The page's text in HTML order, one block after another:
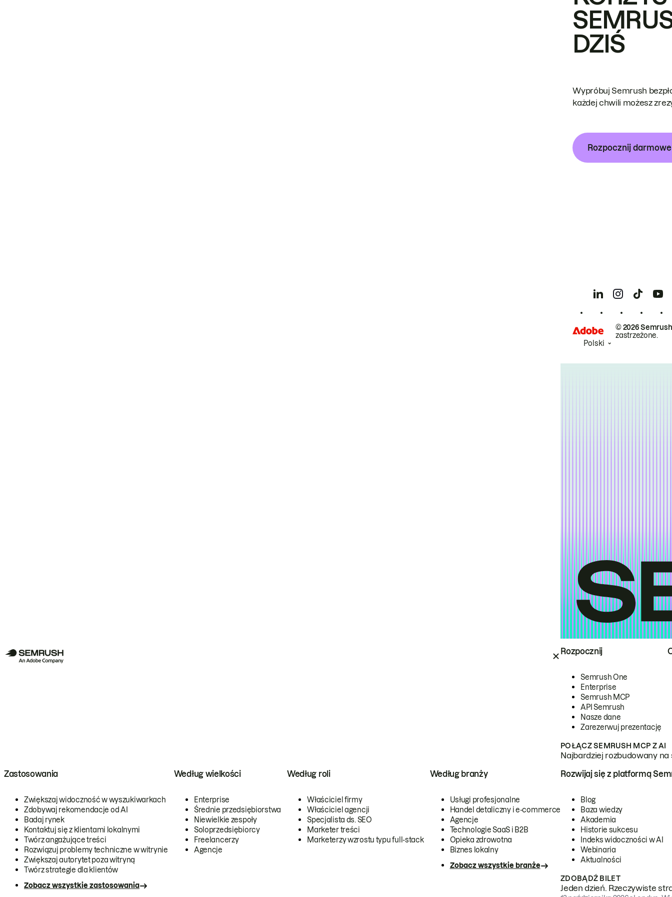
Rozpocznij
Semrush One
Enterprise
Semrush MCP
API Semrush
Nasze dane
Zarezerwuj prezentację
POŁĄCZ SEMRUSH MCP Z AI
Najbardziej rozbudowany
Zastosowania
Zwiększaj widoczność w wyszukiwarkach
Zdobywaj rekomendacje od AI
Badaj rynek
Kontaktuj się z klientami lokalnymi
Twórz angażujące treści
Rozwiązuj problemy techniczne w witrynie
Zwiększaj autorytet poza witryną
Twórz strategie dla klientów
Zobacz wszystkie zastosowania
Według wielkości
Enterprise
Średnie przedsiębiorstwa
Niewielkie zespoły
Soloprzedsiębiorcy
Freelancerzy
Agencje
Według roli
Właściciel firmy
Właściciel agencji
Specjalista ds. SEO
Marketer treści
Marketerzy wzrostu typu full-stack
Według branży
Usługi profesjonalne
Handel detaliczny i e-commerce
Agencje
Technologie SaaS i B2B
Opieka zdrowotna
Biznes lokalny
Zobacz wszystkie branże
Rozwijaj się z platformą
Blog
Baza wiedzy
Akademia
Historie sukcesu
Indeks widoczności w AI
Webinaria
Aktualności
ZDOBĄDŹ BILET
Jeden dzień. Rzeczywiste
DZIŚ
Wypróbuj Semrush
każdej chwili możesz
Rozpocznij
© 2026
zastrzeżone.
Polski